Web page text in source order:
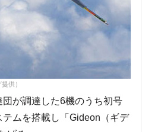
供）
が調達した6機のうち初号
ムを搭載し「Gideon（ギデ